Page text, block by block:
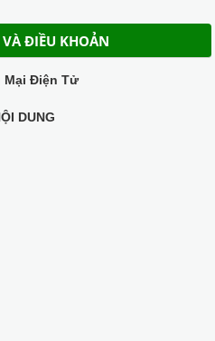
ĐIỀU KHOẢN
Mại Điện Tử
DUNG